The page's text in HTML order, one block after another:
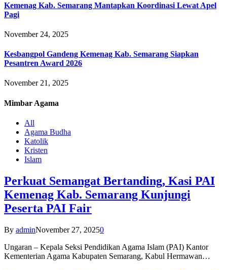
Kemenag Kab. Semarang Mantapkan Koordinasi Lewat Apel
Pagi
November 24, 2025
Kesbangpol Gandeng Kemenag Kab. Semarang Siapkan
Pesantren Award 2026
November 21, 2025
Mimbar Agama
All
Agama Budha
Katolik
Kristen
Islam
Perkuat Semangat Bertanding, Kasi PAI
Kemenag Kab. Semarang Kunjungi
Peserta PAI Fair
By adminNovember 27, 20250
Ungaran – Kepala Seksi Pendidikan Agama Islam (PAI) Kantor
Kementerian Agama Kabupaten Semarang, Kabul Hermawan…